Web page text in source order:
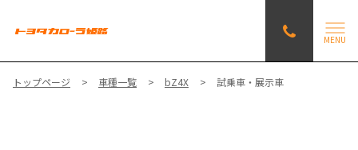
MENU
トップページ 車種一覧 bZ4X 試乗車・展示車